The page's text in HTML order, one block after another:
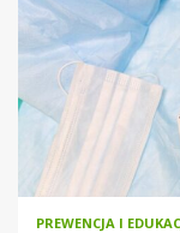
PREWENCJA I